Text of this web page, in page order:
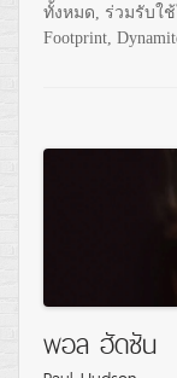
ทั้งหมด, ร่วมรับใช้
Footprint,
พอล ฮัดซัน